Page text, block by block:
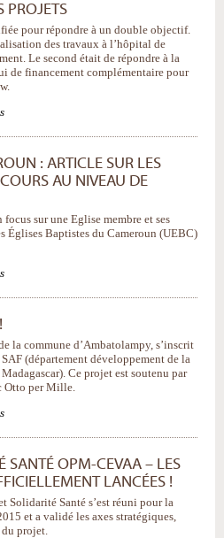
PROJETS
pour répondre à un double objectif.
des travaux à l’hôpital de
Le second était de répondre à la
de financement complémentaire pour
: ARTICLE SUR LES
AU NIVEAU DE
sur une Eglise membre et ses
Églises Baptistes du Cameroun (UEBC)
la commune d’Ambatolampy, s’inscrit
(département développement de la
Ce projet est soutenu par
Otto per Mille.
SANTÉ OPM-CEVAA – LES
LANCÉES !
Solidarité Santé s’est réuni pour la
et a validé les axes stratégiques,
projet.